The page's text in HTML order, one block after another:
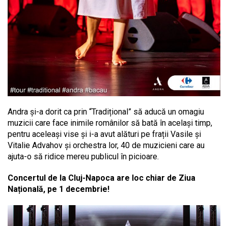
Andra și-a dorit ca prin “Tradițional” să aducă un omagiu
muzicii care face inimile românilor să bată în același timp,
pentru aceleași vise și i-a avut alături pe frații Vasile și
Vitalie Advahov și orchestra lor, 40 de muzicieni care au
ajuta-o să ridice mereu publicul în picioare.
Concertul de la Cluj-Napoca are loc chiar de Ziua
Națională, pe 1 decembrie!